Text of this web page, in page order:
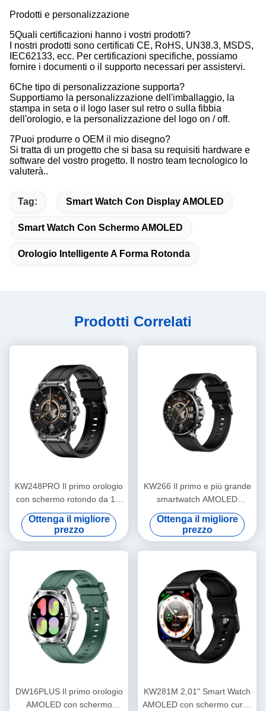
Prodotti e personalizzazione
5Quali certificazioni hanno i vostri prodotti?
I nostri prodotti sono certificati CE, RoHS, UN38.3, MSDS,
IEC62133, ecc. Per certificazioni specifiche, possiamo
fornire i documenti o il supporto necessari per assistervi.
6Che tipo di personalizzazione supporta?
Supportiamo la personalizzazione dell'imballaggio, la
stampa in seta o il logo laser sul retro o sulla fibbia
dell'orologio, e la personalizzazione del logo on / off.
7Puoi produrre o OEM il mio disegno?
Si tratta di un progetto che si basa su requisiti hardware e
software del vostro progetto. Il nostro team tecnologico lo
valuterà..
Tag: Smart Watch Con Display AMOLED
Smart Watch Con Schermo AMOLED
Orologio Intelligente A Forma Rotonda
Prodotti Correlati
KW248PRO Il primo orologio
con schermo rotondo da 1,6
pollici
Ottenga il migliore
prezzo
KW266 Il primo e più grande
smartwatch AMOLED
rotondo da 1,6" del settore
con chiamate Bluetooth e
sensori avanzati
Ottenga il migliore
prezzo
DW16PLUS Il primo orologio
AMOLED con schermo
KW281M 2,01" Smart Watch
AMOLED con schermo curvo